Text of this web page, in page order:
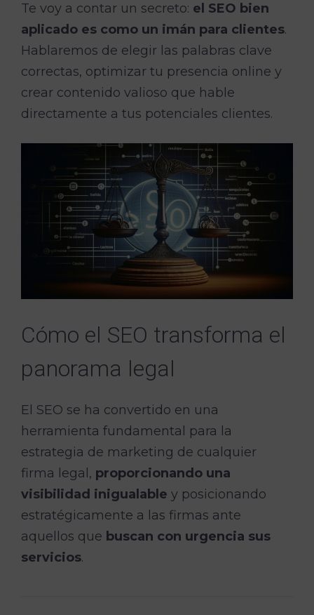
Te voy a contar un secreto: el SEO bien
aplicado es como un imán para clientes.
Hablaremos de elegir las palabras clave
correctas, optimizar tu presencia online y
crear contenido valioso que hable
directamente a tus potenciales clientes.
Cómo el SEO transforma el
panorama legal
El SEO se ha convertido en una
herramienta fundamental para la
estrategia de marketing de cualquier
firma legal, proporcionando una
visibilidad inigualable y posicionando
estratégicamente a las firmas ante
aquellos que buscan con urgencia sus
servicios.